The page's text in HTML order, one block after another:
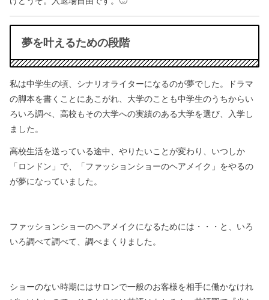
夢を叶えるための段階
私は中学生の頃、シナリオライターになるのが夢でした。
ドラマ
の脚本を書くことにあこがれ、 大学のことも中学生のうちからい
ろいろ調べ、 高校もその大学への実績のある大学を選び、入学し
ました。
高校生活を送っている途中、やりたいことが変わり、 いつしか
「ロンドン」で、
「ファッションショーのヘアメイク」をやるの
が夢になっていました。
ファッションショーのヘアメイクになるためには・・・と、 いろ
いろ調べて調べて、調べまくりました。
ショーのない時期にはサロンで一般のお客様を相手に働かなけれ